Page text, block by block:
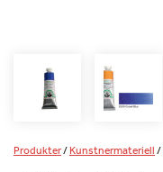
Produkter/Kunstnermateriell/